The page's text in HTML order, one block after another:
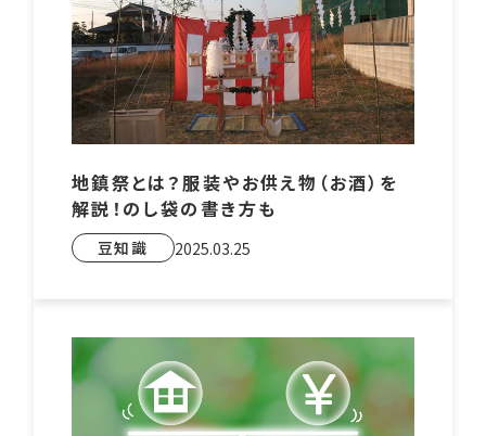
地鎮祭とは？服装やお供え物（お酒）を
解説！のし袋の書き方も
豆知識 2025.03.25